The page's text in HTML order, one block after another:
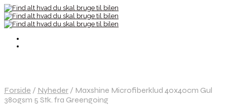
Forside / Nyheder / Maxshine Microfiberklud 40x40cm Gul
380gsm 5 Stk. fra Greengoing